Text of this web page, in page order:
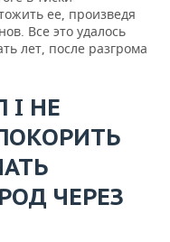
ее, произведя
Все это удалось
лет, после разгрома
I НЕ
ЧЕРЕЗ